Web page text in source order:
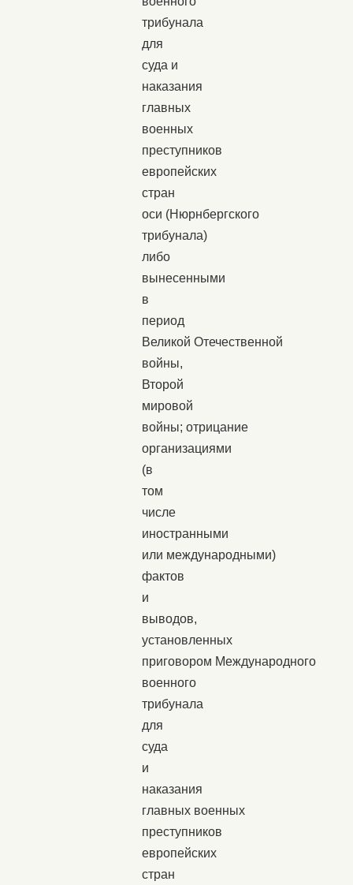
трибунала
для
суда и
наказания
главных
военных
преступников
европейских
стран
оси (Нюрнбергского
трибунала)
либо
вынесенными
в
период
Великой Отечественной
войны,
Второй
мировой
войны; отрицание
организациями
(в
том
числе
иностранными
или международными)
фактов
и
выводов,
установленных
приговором Международного
военного
трибунала
для
суда
и
наказания
главных военных
преступников
европейских
стран